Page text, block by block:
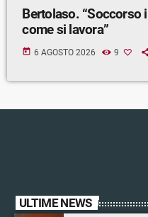
Bertolaso. “Soccorso
come si lavora”
today 6 AGOSTO 2026 9
ULTIME NEWS